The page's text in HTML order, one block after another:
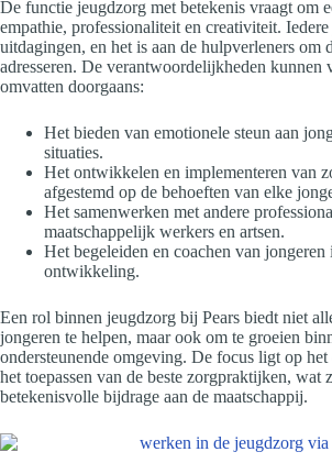
De functie jeugdzorg met betekenis vraagt om
empathie, professionaliteit en creativiteit.
uitdagingen, en het is aan de hulpverleners om
adresseren. De verantwoordelijkheden kunnen
omvatten doorgaans:
Het bieden van emotionele steun aan
situaties.
Het ontwikkelen en implementeren van
afgestemd op de behoeften van elke
Het samenwerken met andere
maatschappelijk werkers en artsen.
Het begeleiden en coachen van
ontwikkeling.
Een rol binnen jeugdzorg bij Pears biedt niet
jongeren te helpen, maar ook om te groeien
ondersteunende omgeving. De focus ligt op het
het toepassen van de beste zorgpraktijken, wat
betekenisvolle bijdrage aan de maatschappij.